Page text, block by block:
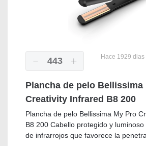
443 Hace 1929
Plancha de pelo Bellissima
Creativity Infrared B8 200
Plancha de pelo Bellissima My Pro
B8 200 Cabello protegido y
de infrarrojos que favorece la